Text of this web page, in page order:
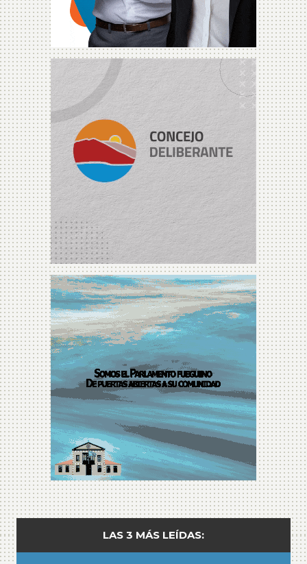
LAS 3 MÁS LEÍDAS: